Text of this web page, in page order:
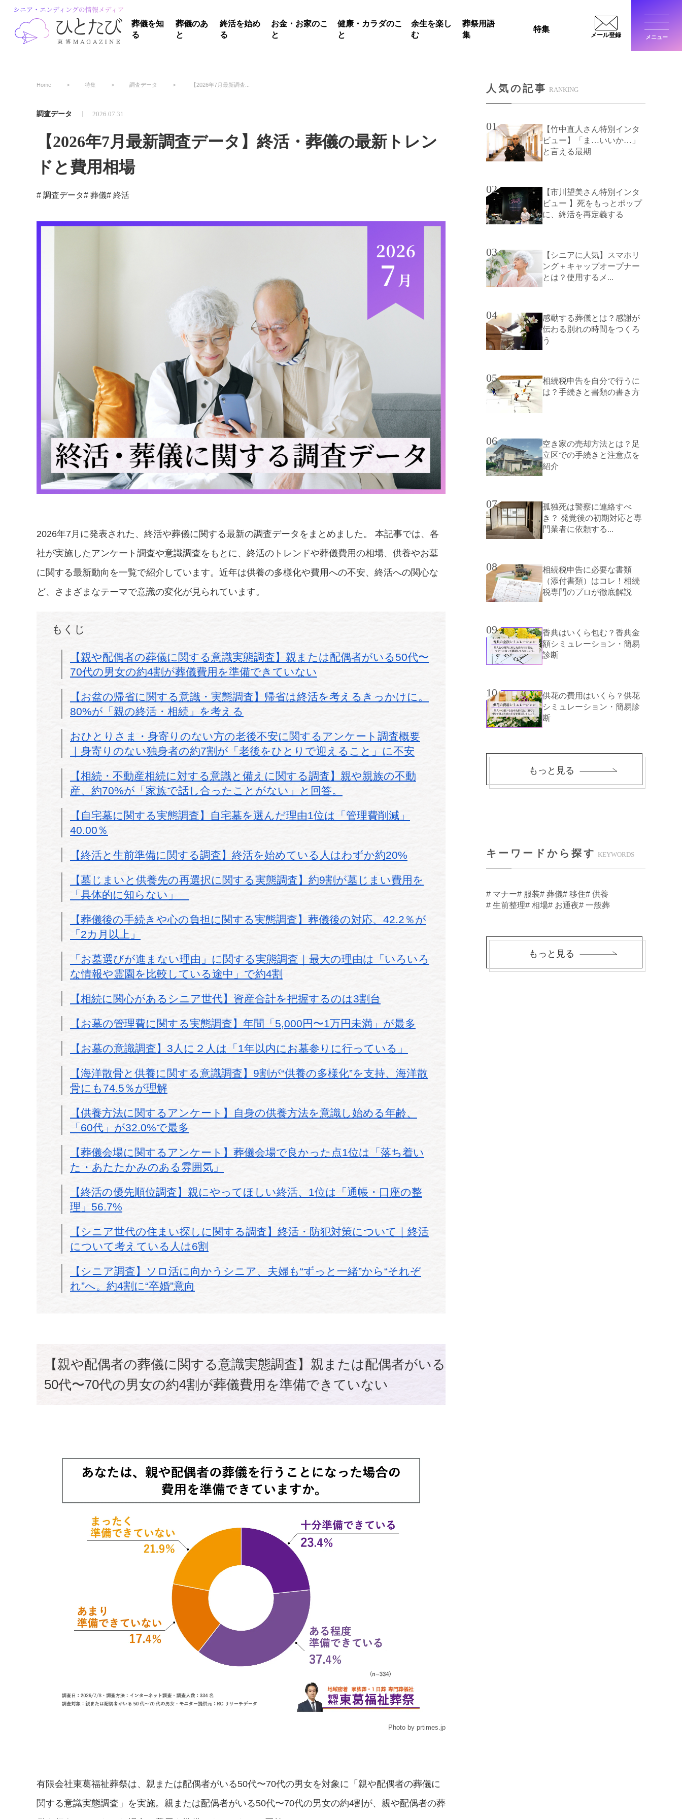
葬儀を知
る
葬儀のあ
と
終活を始め
る
お金・お家のこ
と
健康・カラダのこ
と
余生を楽し
む
葬祭用語
集
特集
メール登録 メニュー
Home 特集 調査データ 【2026年7月最新調査...
調査データ 2026.07.31
【2026年7月最新調査データ】終活・葬儀の最新トレン
ドと費用相場
# 調査データ# 葬儀# 終活
2026年7月に発表された、終活や葬儀に関する最新の調査データをまとめました。 本記事では、各
社が実施したアンケート調査や意識調査をもとに、終活のトレンドや葬儀費用の相場、供養やお墓
に関する最新動向を一覧で紹介しています。近年は供養の多様化や費用への不安、終活への関心な
ど、さまざまなテーマで意識の変化が見られています。
もくじ
【親や配偶者の葬儀に関する意識実態調査】親または配偶者がいる50代〜
70代の男女の約4割が葬儀費用を準備できていない
【お盆の帰省に関する意識・実態調査】帰省は終活を考えるきっかけに。
80%が「親の終活・相続」を考える
おひとりさま・身寄りのない方の老後不安に関するアンケート調査概要
｜身寄りのない独身者の約7割が「老後をひとりで迎えること」に不安
【相続・不動産相続に対する意識と備えに関する調査】親や親族の不動
産、約70%が「家族で話し合ったことがない」と回答。
【自宅墓に関する実態調査】自宅墓を選んだ理由1位は「管理費削減」
40.00％
【終活と生前準備に関する調査】終活を始めている人はわずか約20%
【墓じまいと供養先の再選択に関する実態調査】約9割が墓じまい費用を
「具体的に知らない」
【葬儀後の手続きや心の負担に関する実態調査】葬儀後の対応、42.2％が
「2カ月以上」
「お墓選びが進まない理由」に関する実態調査｜最大の理由は「いろいろ
な情報や霊園を比較している途中」で約4割
【相続に関心があるシニア世代】資産合計を把握するのは3割台
【お墓の管理費に関する実態調査】年間「5,000円〜1万円未満」が最多
【お墓の意識調査】3人に２人は「1年以内にお墓参りに行っている」
【海洋散骨と供養に関する意識調査】9割が“供養の多様化”を支持、海洋散
骨にも74.5％が理解
【供養方法に関するアンケート】自身の供養方法を意識し始める年齢、
「60代」が32.0%で最多
【葬儀会場に関するアンケート】葬儀会場で良かった点1位は「落ち着い
た・あたたかみのある雰囲気」
【終活の優先順位調査】親にやってほしい終活、1位は「通帳・口座の整
理」56.7%
【シニア世代の住まい探しに関する調査】終活・防犯対策について｜終活
について考えている人は6割
【シニア調査】ソロ活に向かうシニア、夫婦も“ずっと一緒”から“それぞ
れ”へ。約4割に“卒婚”意向
【親や配偶者の葬儀に関する意識実態調査】親または配偶者がいる
50代〜70代の男女の約4割が葬儀費用を準備できていない
Photo by prtimes.jp
有限会社東葛福祉葬祭は、親または配偶者がいる50代〜70代の男女を対象に「親や配偶者の葬儀に
関する意識実態調査」を実施。親または配偶者がいる50代〜70代の男女の約4割が、親や配偶者の葬
人気の記事 RANKING
01
【竹中直人さん特別インタ
ビュー】「ま…いいか…」
と言える最期
02
【市川望美さん特別インタ
ビュー 】死をもっとポップ
に、終活を再定義する
03
【シニアに人気】スマホリ
ング＋キャップオープナー
とは？使用するメ...
04
感動する葬儀とは？感謝が
伝わる別れの時間をつくろ
う
05
相続税申告を自分で行うに
は？手続きと書類の書き方
06
空き家の売却方法とは？足
立区での手続きと注意点を
紹介
07
孤独死は警察に連絡すべ
き？ 発覚後の初期対応と専
門業者に依頼する...
08
相続税申告に必要な書類
（添付書類）はコレ！相続
税専門のプロが徹底解説
09
香典はいくら包む？香典金
額シミュレーション・簡易
診断
10
供花の費用はいくら？供花
シミュレーション・簡易診
断
もっと見る
キーワードから探す KEYWORDS
# マナー# 服装# 葬儀# 移住# 供養
# 生前整理# 相場# お通夜# 一般葬
もっと見る